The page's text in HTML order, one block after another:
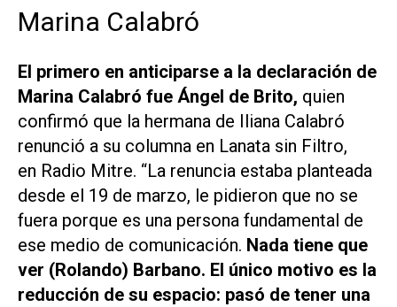
Marina Calabró
El primero en anticiparse a la declaración de
Marina Calabró fue Ángel de Brito, quien
confirmó que la hermana de Iliana Calabró
renunció a su columna en Lanata sin Filtro,
en Radio Mitre. “La renuncia estaba planteada
desde el 19 de marzo, le pidieron que no se
fuera porque es una persona fundamental de
ese medio de comunicación. Nada tiene que
ver (Rolando) Barbano. El único motivo es la
reducción de su espacio: pasó de tener una